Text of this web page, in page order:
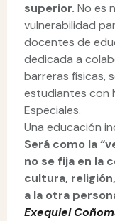
superior. No es
vulnerabilidad
docentes de
dedicada a
barreras físicas,
estudiantes con
Especiales.
Una educación
Será como la
no se fija en la
cultura,
a la otra
Exequiel